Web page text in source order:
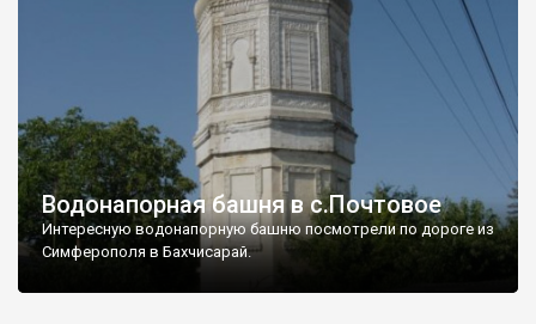
Водонапорная башня в с.Почтовое
Интересную водонапорную башню посмотрели по дороге из
Симферополя в Бахчисарай.